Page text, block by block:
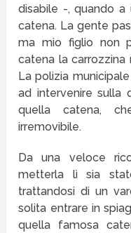
disabile -, quando
catena. La gente
ma mio figlio non
catena la carrozzina
La polizia
ad intervenire sulla
quella catena,
irremovibile.
Da una veloce
metterla lì sia
trattandosi di un
solita entrare in
quella famosa